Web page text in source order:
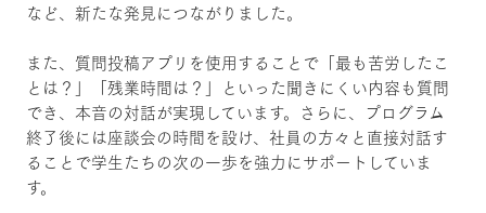
など、新たな発見につながりました。
また、質問投稿アプリを使用することで「最も苦労したこ
とは？」「残業時間は？」といった聞きにくい内容も質問
でき、本音の対話が実現しています。さらに、プログラム
終了後には座談会の時間を設け、社員の方々と直接対話す
ることで学生たちの次の一歩を強力にサポートしていま
す。